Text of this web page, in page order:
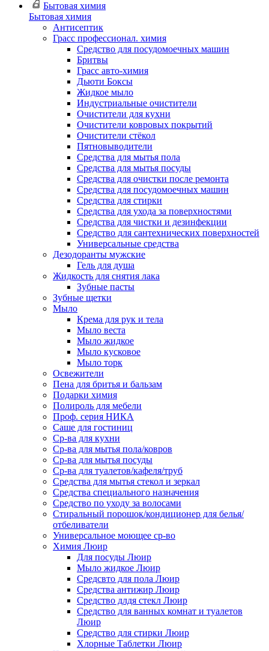
Бытовая химия
Бытовая химия
Антисептик
Грасс профессионал. химия
Cредство для посудомоечных машин
Бритвы
Грасс авто-химия
Дьюти Боксы
Жидкое мыло
Индустриальные очистители
Очистители для кухни
Очистители ковровых покрытий
Очистители стёкол
Пятновыводители
Средства для мытья пола
Средства для мытья посуды
Средства для очистки после ремонта
Средства для посудомоечных машин
Средства для стирки
Средства для ухода за поверхностями
Средства для чистки и дезинфекции
Средство для сантехнических поверхностей
Универсальные средства
Дезодоранты мужские
Гель для душа
Жидкость для снятия лака
Зубные пасты
Зубные щетки
Мыло
Крема для рук и тела
Мыло веста
Мыло жидкое
Мыло кусковое
Мыло торк
Освежители
Пена для бритья и бальзам
Подарки химия
Полироль для мебели
Проф. серия НИКА
Саше для гостиниц
Ср-ва для кухни
Ср-ва для мытья пола/ковров
Ср-ва для мытья посуды
Ср-ва для туалетов/кафеля/труб
Средства для мытья стекол и зеркал
Средства специального назначения
Средство по уходу за волосами
Стиральный порошок/кондиционер для белья/
отбеливатели
Универсальное моющее ср-во
Химия Люир
Для посуды Люир
Мыло жидкое Люир
Средсвто для пола Люир
Средства антижир Люир
Средство длдя стекл Люир
Средство для ванных комнат и туалетов
Люир
Средство для стирки Люир
Хлорные Таблетки Люир